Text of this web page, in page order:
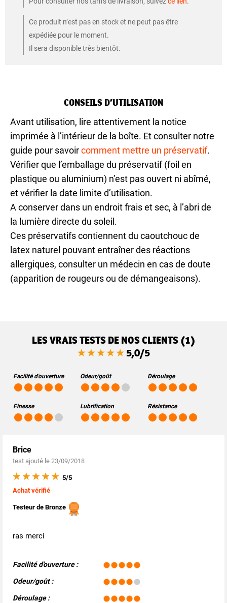
Ce produit n’est pas en stock et ne peut pas être
expédiée pour le moment.
Il sera disponible très bientôt.
CONSEILS D’UTILISATION
Avant utilisation, lire attentivement la notice
imprimée à l’intérieur de la boîte. Et consulter notre
guide pour savoircomment mettre un préservatif.
Vérifier que l’emballage du préservatif (foil en
plastique ou aluminium) n’est pas ouvert ni abîmé,
et vérifier la date limite d’utilisation.
A conserver dans un endroit frais et sec, à l’abri de
la lumière directe du soleil.
Ces préservatifs contiennent du caoutchouc de
latex naturel pouvant entraîner des réactions
allergiques, consulter un médecin en cas de doute
(apparition de rougeurs ou de démangeaisons).
LES VRAIS TESTS DE NOS CLIENTS (1)
5,0/5
Facilité d'ouverture Odeur/goût Déroulage
Finesse Lubrification Résistance
Brice
test ajouté le 23/09/2018
5/5
Achat vérifié
Testeur de Bronze
ras merci
Facilité d'ouverture :
Odeur/goût :
Déroulage :